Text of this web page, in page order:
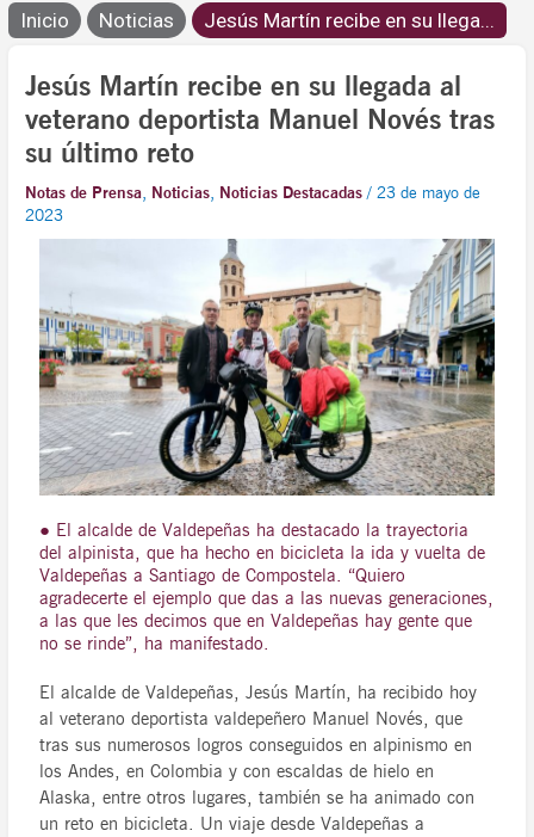
Inicio Noticias Jesús Martín recibe en su llega...
Jesús Martín recibe en su llegada al
veterano deportista Manuel Novés tras
su último reto
Notas de Prensa, Noticias, Noticias Destacadas /23 de mayo de
2023
● El alcalde de Valdepeñas ha destacado la trayectoria
del alpinista, que ha hecho en bicicleta la ida y vuelta de
Valdepeñas a Santiago de Compostela. “Quiero
agradecerte el ejemplo que das a las nuevas generaciones,
a las que les decimos que en Valdepeñas hay gente que
no se rinde”, ha manifestado.
El alcalde de Valdepeñas, Jesús Martín, ha recibido hoy
al veterano deportista valdepeñero Manuel Novés, que
tras sus numerosos logros conseguidos en alpinismo en
los Andes, en Colombia y con escaldas de hielo en
Alaska, entre otros lugares, también se ha animado con
un reto en bicicleta. Un viaje desde Valdepeñas a